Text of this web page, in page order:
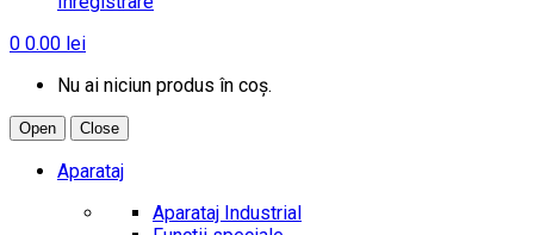
0 0.00 lei
Nu ai niciun produs în coș.
Open Close
Aparataj
Aparataj Industrial